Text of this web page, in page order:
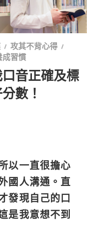
攻其不背心得
成習慣
音正確及標
數！
以一直很擔心
國人溝通。直
發現自己的口
是我意想不到